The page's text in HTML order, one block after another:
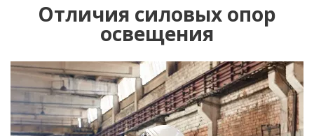
Отличия силовых опор
освещения